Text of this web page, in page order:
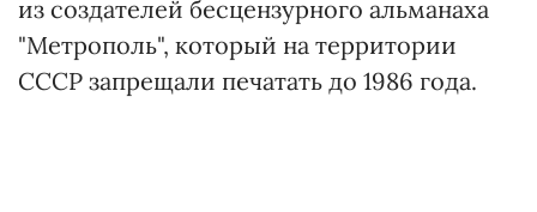
из создателей бесцензурного альманаха
"Метрополь", который на территории
СССР запрещали печатать до 1986 года.